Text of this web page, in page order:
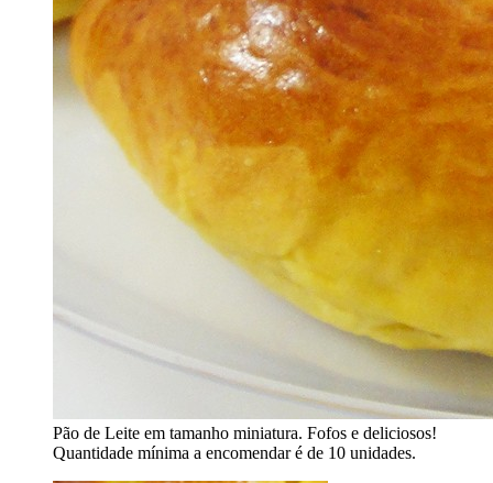
Pão de Leite em tamanho miniatura. Fofos e deliciosos!
Quantidade mínima a encomendar é de 10 unidades.